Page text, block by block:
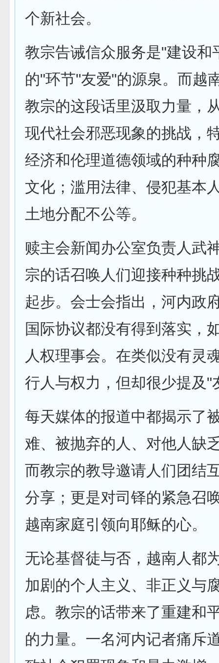
个新社会。
教宗告诫信众服务是"建设和
的"环节"友爱"的源泉。而越
教宗的这段话里汲取力量，
现代社会邪恶现象的挑战，
经济和伦理道德领域的种种
文化；滥用法律、侵犯基本
土地分配不公等。
赎主会新闻办公室负责人武
宗的话召唤人们迎接种种挑
起步。会士会指出，河内政
国际协议都没有得到落实，
人权理事会。在类似没有灵
行人与权力，但却很少提及"
每天媒体的报道中都揭示了
难、被抛弃的人、对他人缺
而教宗的教导邀请人们团结
分享；更是对司铎的紧急召
越南家庭引领向耶稣的心。
无论基督徒与否，越南人都
加剧的个人主义、非正义与
虑。教宗的话带来了重建和
的力量。一名河内记者痛斥